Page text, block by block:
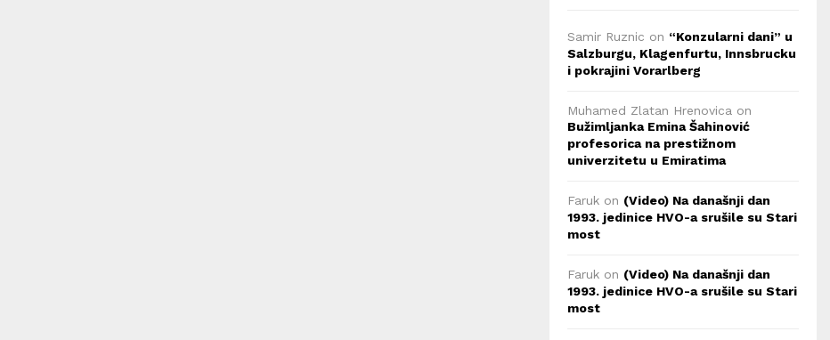
Samir Ruznic on “Konzularni dani” u
Salzburgu, Klagenfurtu, Innsbrucku
i pokrajini Vorarlberg
Muhamed Zlatan Hrenovica on
Bužimljanka Emina Šahinović
profesorica na prestižnom
univerzitetu u Emiratima
Faruk on (Video) Na današnji dan
1993. jedinice HVO-a srušile su Stari
most
Faruk on (Video) Na današnji dan
1993. jedinice HVO-a srušile su Stari
most